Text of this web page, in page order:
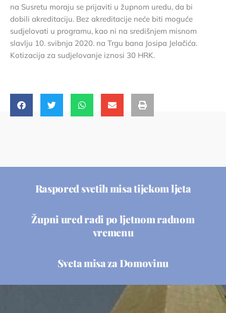
na Susretu moraju se prijaviti u župnom uredu, da bi
dobili akreditaciju. Bez akreditacije neće biti moguće
sudjelovati u programu, kao ni na središnjem misnom
slavlju 10. svibnja 2020. na Trgu bana Josipa Jelačića.
Kotizacija za sudjelovanje iznosi 30 HRK.
Raspored svetih misa tijekom ljeta
Župni ured radi po ljetnom radnom
vremenu
Sveta misa za Domovinu